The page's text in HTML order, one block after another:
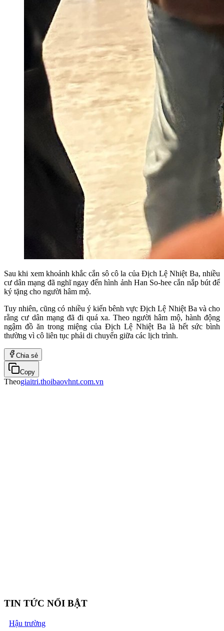
Sau khi xem khoảnh khắc cắn sô cô la của Địch Lệ Nhiệt Ba, nhiều
cư dân mạng đã nghĩ ngay đến hình ảnh Han So-hee cắn nắp bút để
ký tặng cho người hâm mộ.
Tuy nhiên, cũng có nhiều ý kiến ​​bênh vực Địch Lệ Nhiệt Ba và cho
rằng cư dân mạng đã đi quá xa. Theo người hâm mộ, hành động
ngậm đồ ăn trong miệng của Địch Lệ Nhiệt Ba là hết sức bình
thường vì cô liên tục phải di chuyển giữa các lịch trình.
Chia sẻ
Copy
Theogiaitri.thoibaovhnt.com.vn
TIN TỨC NỔI BẬT
Hậu trường